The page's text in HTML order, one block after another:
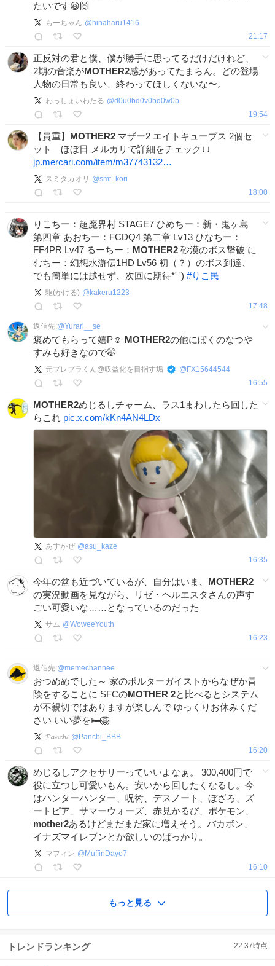
たいです😆🙌
もーちゃん @ hinaharu1416
21:17
正反対の君と僕、僕が勝手に思ってるだけだけれど、
2期の音楽がMOTHER2感があってたまらん。どの登場
人物の日常も良い、終わってほしくないな〜。
わっしょいわたる @d0u0bd0v0bd0w0b
19:54
【貴重】 MOTHER2 マザー2 エイトキューブス 2個セ
ット ほぼ日 メルカリで詳細をチェック↓↓
jp.mercari.com/item/m37743132…
スミタカオリ @smt_kori
18:00
りこちー：超魔界村 STAGE7 ひめちー：新・鬼ヶ島
第四章 あおちー：FCDQ4 第二章 Lv13 ひなちー：
FF4PR Lv47 るーちー： MOTHER2 砂漠のボス撃破 に
むちー：幻想水滸伝1HD Lv56 初（？）のボス到達、
でも簡単には越せず、次回に期待*' ') #りこ民
駆(かける) @ kakeru1223
17:48
返信先:@Yurari__se
褒めてもらって嬉P☺️ MOTHER2の他にぼくのなつや
すみも好きなので🤭
元プレプラくん@収益化を目指す垢 @ FX15644544
16:55
MOTHER2めじるしチャーム、ラス1まわしたら回した
らこれ pic.x.com/kKn4AN4LDx
あすかぜ @asu_kaze
16:35
今年の盆も近づいているが、自分はいま、 MOTHER2
の実況動画を見ながら、リゼ・ヘルエスタさんの声す
ごい可愛いな……となっているのだった
サム @WoweeYouth
16:23
返信先:@memechannee
おつめめでした～ 家のポルターガイストからなぜか冒
険をすることに SFCのMOTHER 2と比べるとシステム
が不親切ではありますが楽しんで ゆっくりお休みくだ
さい いい夢を🛏🦁
𝓟𝓪𝓷𝓬𝓱𝓲 @ Panchi_BBB
16:20
めじるしアクセサリーっていいよなぁ。 300,400円で
役に立つし可愛いもん。安いから回したくなるし。今
はハンターハンター、呪術、デスノート、ぼざろ、ズ
ートピア、サマーウォーズ、赤見かるび、ポケモン、
mother2あるけどまだまだ家に増えそう。バカボン、
イナズマイレブンとか欲しいのばっかり。
マフィン @ MuffinDayo7
16:10
もっと見る
トレンドランキング 22:37時点